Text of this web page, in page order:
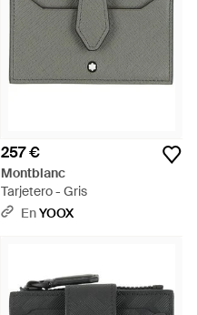
257 €
Montblanc
Tarjetero - Gris
EnYOOX